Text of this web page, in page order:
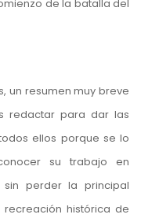
de la batalla del
un resumen muy breve
redactar para dar las
ellos porque se lo
su trabajo en
perder la principal
histórica de